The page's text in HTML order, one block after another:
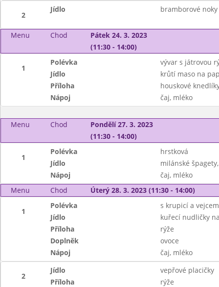
2
Jídlo bramborové
Menu Chod
Pátek 24. 3. 2023
(11:30 - 14:00)
1
Polévka
vývar s játrovou
Jídlo
krůtí maso na
Příloha
houskové
Nápoj
čaj, mléko
Menu Chod
Pondělí 27. 3. 2023
(11:30 - 14:00)
1
Polévka
hrstková
Jídlo
milánské
Nápoj
čaj, mléko
Menu
Chod Úterý 28. 3. 2023 (11:30 - 14:00)
1
Polévka
s krupicí a vejcem
Jídlo
kuřecí nudličky
Příloha
rýže
Doplněk
ovoce
Nápoj
čaj, mléko
2
Jídlo
vepřové placičky
Příloha
rýže